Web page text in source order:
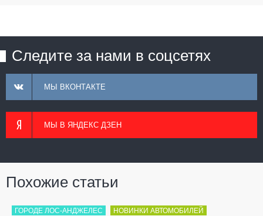
Следите за нами в соцсетях
МЫ ВКОНТАКТЕ
МЫ В ЯНДЕКС ДЗЕН
Похожие статьи
ГОРОДЕ ЛОС-АНДЖЕЛЕС НОВИНКИ АВТОМОБИЛЕЙ